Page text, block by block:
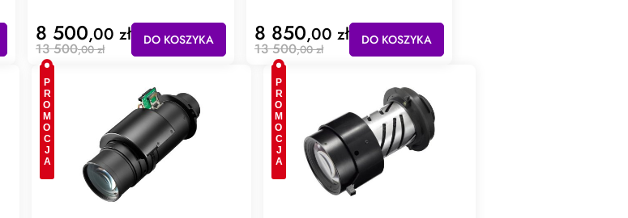
8 500,00 zł
13 500,00 zł
DO KOSZYKA 8 850,00 zł
13 500,00 zł
DO KOSZYKA
PROMOCJA PROMOCJA